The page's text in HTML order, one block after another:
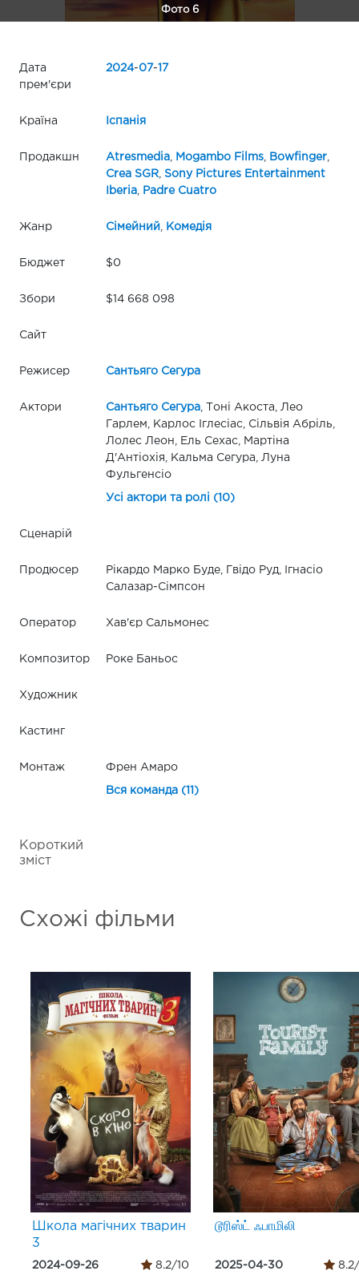
Фото 6
Дата
прем'єри
2024-07-17
Країна Іспанія
Продакшн Atresmedia, Mogambo Films, Bowfinger,
Crea SGR, Sony Pictures Entertainment
Iberia, Padre Cuatro
Жанр Сімейний Комедія
Бюджет $0
Збори $14 668 098
Сайт
Режисер Сантьяго Сегура
Актори Сантьяго Сегура, Тоні Акоста, Лео
Гарлем, Карлос Іглесіас, Сільвія Абріль,
Лолес Леон, Ель Сехас, Мартіна
Д'Антіохія, Кальма Сегура, Луна
Фульгенсіо
Усі актори та ролі (10)
Сценарій
Продюсер
Рікардо Марко Буде, Гвідо Руд, Ігнасіо
Салазар-Сімпсон
Оператор Хав'єр Сальмонес
Композитор Роке Баньос
Художник
Кастинг
Монтаж Френ Амаро
Вся команда (11)
Короткий
зміст
Схожі фільми
Школа магічних тварин
3
2024-09-26 8.2/10
டூரிஸ்ட் ஃபாமிலி
2025-04-30 8.2/